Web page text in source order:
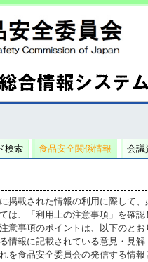
検索 食品安全関係情報 会議
掲載された情報の利用に際して
は、「利用上の注意事項」を確認
意事項のポイントは、以下のとお
情報に記載されている意見・見
を食品安全委員会の発信する情